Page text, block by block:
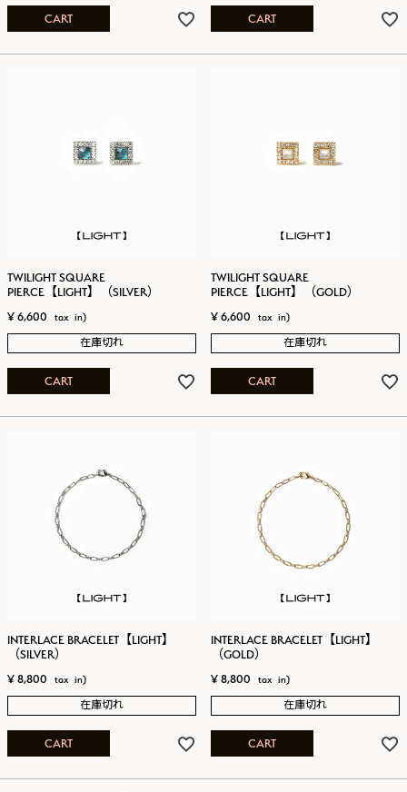
CART CART
TWILIGHT SQUARE
PIERCE【LIGHT】（SILVER）
¥ 6,600
在庫切れ
CART
TWILIGHT SQUARE
PIERCE【LIGHT】（GOLD）
¥ 6,600
在庫切れ
CART
INTERLACE BRACELET【LIGHT】
（SILVER）
¥ 8,800
在庫切れ
CART
INTERLACE BRACELET【LIGHT】
（GOLD）
¥ 8,800
在庫切れ
CART